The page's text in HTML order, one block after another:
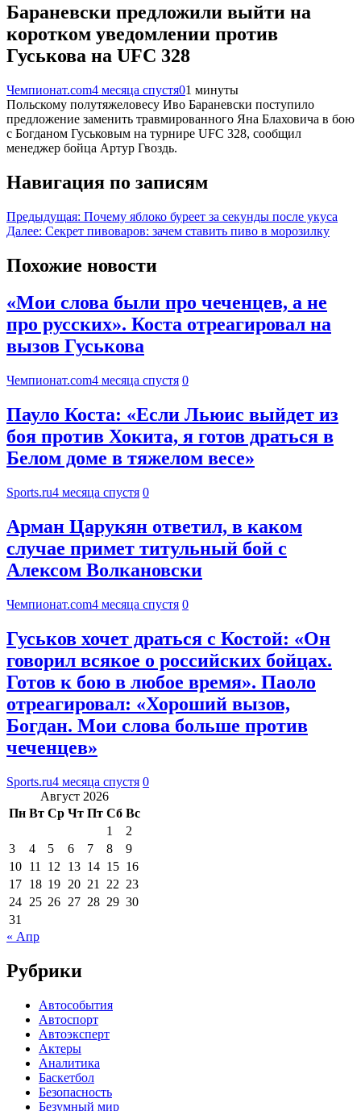
Бараневски предложили выйти на
коротком уведомлении против
Гуськова на UFC 328
Чемпионат.com4 месяца спустя01 минуты
Польскому полутяжеловесу Иво Бараневски поступило
предложение заменить травмированного Яна Блаховича в бою
с Богданом Гуськовым на турнире UFC 328, сообщил
менеджер бойца Артур Гвоздь.
Навигация по записям
Предыдущая: Почему яблоко буреет за секунды после укуса
Далее: Секрет пивоваров: зачем ставить пиво в морозилку
Похожие новости
«Мои слова были про чеченцев, а не
про русских». Коста отреагировал на
вызов Гуськова
Чемпионат.com4 месяца спустя 0
Пауло Коста: «Если Льюис выйдет из
боя против Хокита, я готов драться в
Белом доме в тяжелом весе»
Sports.ru4 месяца спустя 0
Арман Царукян ответил, в каком
случае примет титульный бой с
Алексом Волкановски
Чемпионат.com4 месяца спустя 0
Гуськов хочет драться с Костой: «Он
говорил всякое о российских бойцах.
Готов к бою в любое время». Паоло
отреагировал: «Хороший вызов,
Богдан. Мои слова больше против
чеченцев»
Sports.ru4 месяца спустя 0
Август 2026
Пн Вт Ср Чт Пт Сб Вс
1
2
3
4 5 6 7 8
9
10 11 12 13 14 15 16
17 18 19 20 21 22 23
24 25 26 27 28 29 30
31
« Апр
Рубрики
Автособытия
Автоспорт
Автоэксперт
Актеры
Аналитика
Баскетбол
Безопасность
Безумный мир